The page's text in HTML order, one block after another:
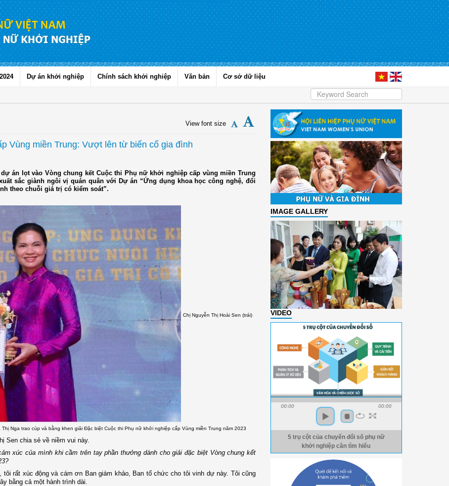
Dự án khởi nghiệp Chính sách khởi nghiệp Văn bản Cơ sở dữ liệu
View font size
Vùng miền Trung: Vượt lên từ biến cố gia đình
án lọt vào Vòng chung kết Cuộc thi Phụ nữ khởi nghiệp cấp vùng miền Trung
sắc giành ngôi vị quán quân với Dự án “Ứng dụng khoa học công nghệ, đổi
theo chuỗi giá trị có kiểm soát”.
Chị Nguyễn Thị Hoài Sen (trái)
Nga trao cúp và bằng khen giải Đặc biệt Cuộc thi Phụ nữ khởi nghiệp cấp Vùng miền Trung năm 2023
Sen chia sẻ về niềm vui này.
xúc của mình khi cầm trên tay phần thưởng dành cho giải đặc biệt Vòng chung kết
rất xúc động và cám ơn Ban giám khảo, Ban tổ chức cho tôi vinh dự này. Tôi cũng
bằng cả một hành trình dài.
IMAGE GALLERY
VIDEO
00:00 00:00
5 trụ cột của chuyển đổi số phụ nữ
khởi nghiệp cần tìm hiểu